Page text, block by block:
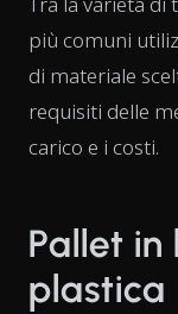
più comuni
di materiale
requisiti delle
carico e i costi.
Pallet in
plastica